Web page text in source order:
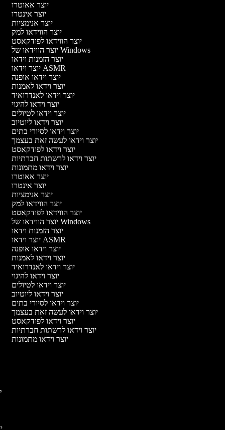
יוצר אאוטרו
יוצר אינטרו
יוצר אנימציות
יוצר הווידאו למק
יוצר הווידאו לפודקאסט
יוצר הווידאו של Windows
יוצר הזמנות וידאו
יוצר וידאו ASMR
יוצר וידאו אופנה
יוצר וידאו לאמנות
יוצר וידאו לאנדרואיד
יוצר וידאו להיגוי
יוצר וידאו לטיולים
יוצר וידאו ליוטיוב
יוצר וידאו לסיורי בתים
יוצר וידאו לעשה זאת בעצמך
יוצר וידאו לפודקאסט
יוצר וידאו לרשתות חברתיות
יוצר וידאו מתמונות
יוצר אאוטרו
יוצר אינטרו
יוצר אנימציות
יוצר הווידאו למק
יוצר הווידאו לפודקאסט
יוצר הווידאו של Windows
יוצר הזמנות וידאו
יוצר וידאו ASMR
יוצר וידאו אופנה
יוצר וידאו לאמנות
יוצר וידאו לאנדרואיד
יוצר וידאו להיגוי
יוצר וידאו לטיולים
יוצר וידאו ליוטיוב
יוצר וידאו לסיורי בתים
יוצר וידאו לעשה זאת בעצמך
יוצר וידאו לפודקאסט
יוצר וידאו לרשתות חברתיות
יוצר וידאו מתמונות